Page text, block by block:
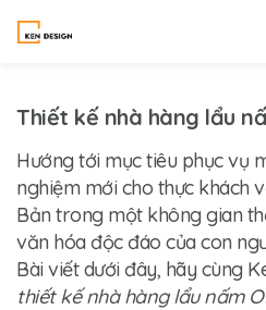
Thiết kế nhà hàng lẩu
Hướng tới mục tiêu phục vụ
nghiệm mới cho thực khách
Bản trong một không gian
văn hóa độc đáo của con
Bài viết dưới đây, hãy cùng
thiết kế nhà hàng lẩu nấm